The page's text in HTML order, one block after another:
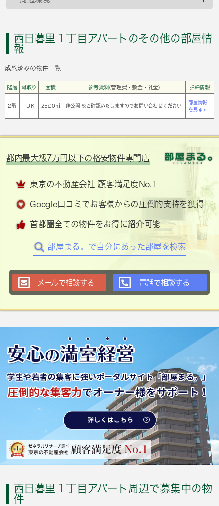
西日暮里１丁目アパートのその他の部屋情
報
成約済みの物件一覧
階層 間取り 面積 参考賃料(管理費・敷金・礼金) 詳細情報
2階 1ＤＫ 25.00㎡ 非公開 ※ご確認いたしますのでお問い合わせください
部屋情報
を見る >
都内最大級7万円以下の格安物件専門店
東京の不動産会社 顧客満足度No.1
Google口コミでお客様からの圧倒的支持を獲得
首都圏全ての物件をお得に紹介可能
部屋まる。で自分にあった部屋を検索
メールで相談する 電話で相談する
西日暮里１丁目アパート周辺で募集中の物
件